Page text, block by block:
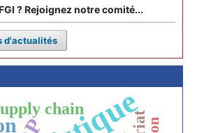
? Rejoignez notre comité...
d'actualités
chain